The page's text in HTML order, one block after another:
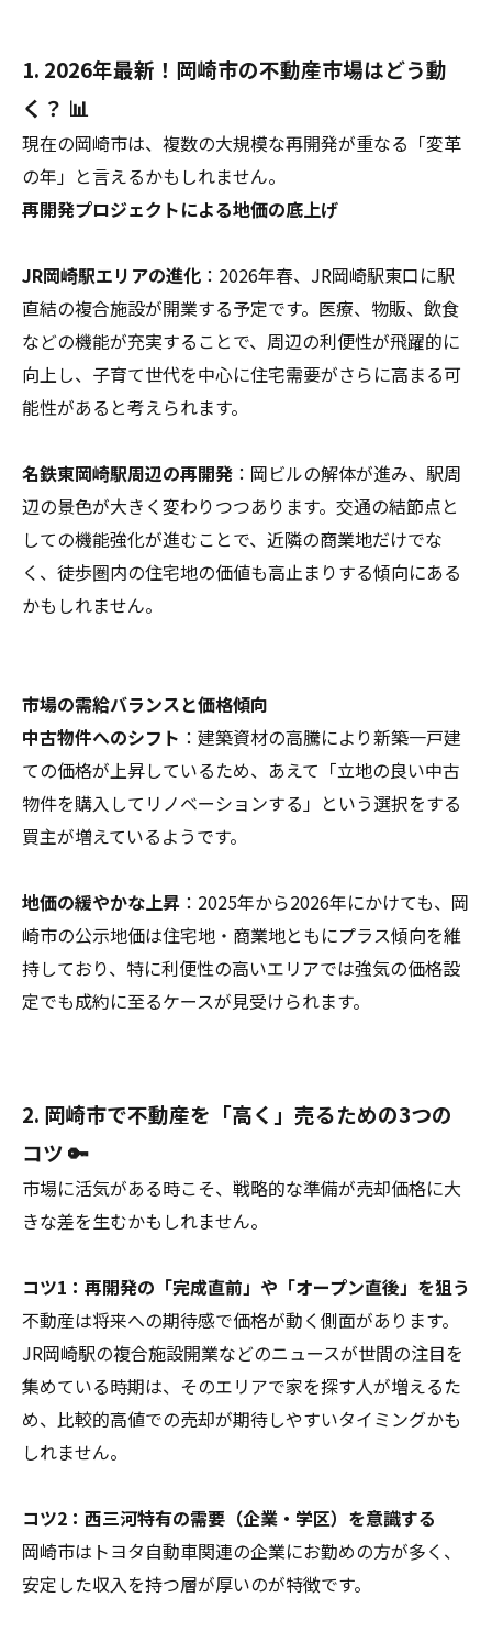
1. 2026年最新！岡崎市の不動産市場はどう動
く？ 📊
現在の岡崎市は、複数の大規模な再開発が重なる「変革
の年」と言えるかもしれません。
再開発プロジェクトによる地価の底上げ
JR岡崎駅エリアの進化 ：2026年春、JR岡崎駅東口に駅
直結の複合施設が開業する予定です。医療、物販、飲食
などの機能が充実することで、周辺の利便性が飛躍的に
向上し、子育て世代を中心に住宅需要がさらに高まる可
能性があると考えられます。
名鉄東岡崎駅周辺の再開発 ：岡ビルの解体が進み、駅周
辺の景色が大きく変わりつつあります。交通の結節点と
しての機能強化が進むことで、近隣の商業地だけでな
く、徒歩圏内の住宅地の価値も高止まりする傾向にある
かもしれません。
市場の需給バランスと価格傾向
中古物件へのシフト ：建築資材の高騰により新築一戸建
ての価格が上昇しているため、あえて「立地の良い中古
物件を購入してリノベーションする」という選択をする
買主が増えているようです。
地価の緩やかな上昇 ：2025年から2026年にかけても、岡
崎市の公示地価は住宅地・商業地ともにプラス傾向を維
持しており、特に利便性の高いエリアでは強気の価格設
定でも成約に至るケースが見受けられます。
2. 岡崎市で不動産を「高く」売るための3つの
コツ 🔑
市場に活気がある時こそ、戦略的な準備が売却価格に大
きな差を生むかもしれません。
コツ1：再開発の「完成直前」や「オープン直後」を狙う
不動産は将来への期待感で価格が動く側面があります。
JR岡崎駅の複合施設開業などのニュースが世間の注目を
集めている時期は、そのエリアで家を探す人が増えるた
め、比較的高値での売却が期待しやすいタイミングかも
しれません。
コツ2：西三河特有の需要（企業・学区）を意識する
岡崎市はトヨタ自動車関連の企業にお勤めの方が多く、
安定した収入を持つ層が厚いのが特徴です。